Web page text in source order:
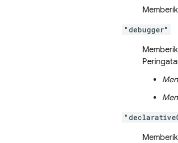
"debugger"